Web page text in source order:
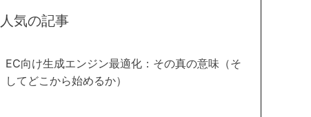
人気の記事
EC向け生成エンジン最適化：その真の意味（そ
してどこから始めるか）